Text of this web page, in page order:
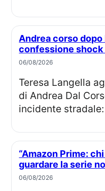
Andrea corso dopo l’incidente: la
confessione
06/08/2026
Teresa Langella aggiorna sulle condizioni
di Andrea Dal
incidente
“Amazon Prime: chi ha mollato il lavoro per
guardare la serie
06/08/2026